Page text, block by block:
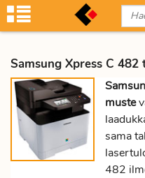
Samsung Xpress C
muste
sama
482